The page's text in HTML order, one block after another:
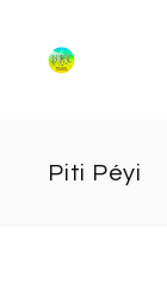
Piti Péyi